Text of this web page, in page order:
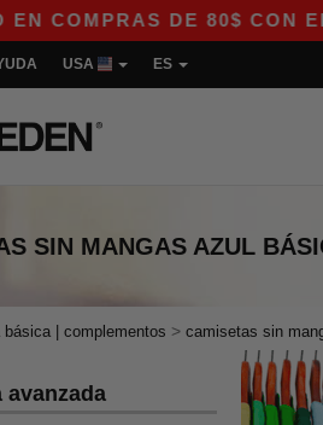
DE 80$ CON EL
USA ES
SIN MANGAS AZUL
básica | complementos > camisetas sin
avanzada